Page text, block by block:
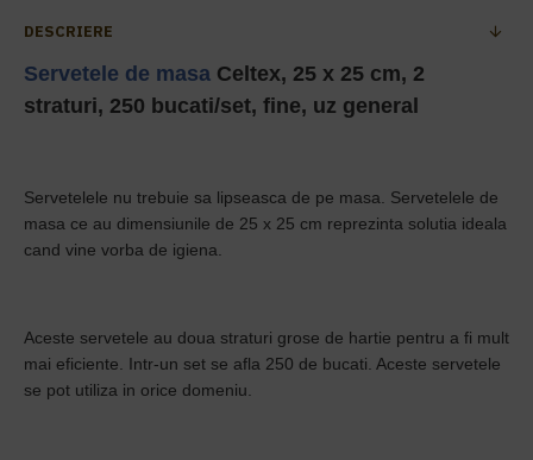
DESCRIERE
Servetele de masa Celtex, 25 x 25 cm, 2
straturi, 250 bucati/set, fine, uz general
Servetelele nu trebuie sa lipseasca de pe masa. Servetelele de
masa ce au dimensiunile de 25 x 25 cm reprezinta solutia ideala
cand vine vorba de igiena.
Aceste servetele au doua straturi grose de hartie pentru a fi mult
mai eficiente. Intr-un set se afla 250 de bucati. Aceste servetele
se pot utiliza in orice domeniu.